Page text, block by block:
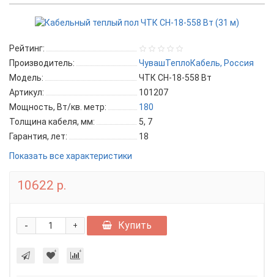
Рейтинг:
Производитель:
ЧувашТеплоКабель, Россия
Модель:
ЧТК СН-18-558 Вт
Артикул:
101207
Мощность, Вт/кв. метр:
180
Толщина кабеля, мм:
5, 7
Гарантия, лет:
18
Показать все характеристики
10622 р.
+
- Купить